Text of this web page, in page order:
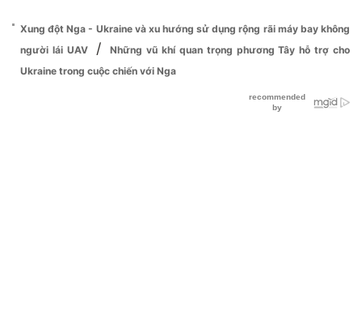
Xung đột Nga - Ukraine và xu hướng sử dụng rộng rãi máy bay không
người lái UAV
/
Những vũ khí quan trọng phương Tây hỗ trợ cho
Ukraine trong cuộc chiến với Nga